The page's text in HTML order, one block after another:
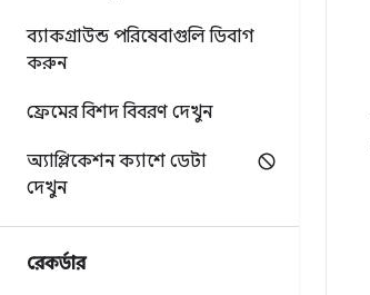
ব্যাকগ্রাউন্ড পরিষেবাগুলি ডিবাগ
করুন
ফ্রেমের বিশদ বিবরণ দেখুন
অ্যাপ্লিকেশন ক্যাশে ডেটা
দেখুন
রেকর্ডার